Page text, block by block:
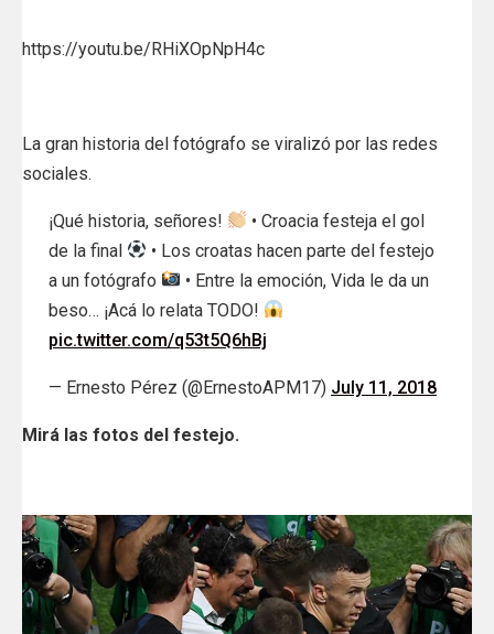
https://youtu.be/RHiXOpNpH4c
La gran historia del fotógrafo se viralizó por las redes
sociales.
¡Qué historia, señores!
• Croacia festeja el gol
de la final
• Los croatas hacen parte del festejo
a un fotógrafo
• Entre la emoción, Vida le da un
beso… ¡Acá lo relata TODO!
pic.twitter.com/q53t5Q6hBj
— Ernesto Pérez (@ErnestoAPM17) July 11, 2018
Mirá las fotos del festejo.